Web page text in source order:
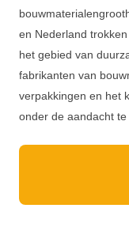
en Nederland
het gebied van
fabrikanten van
verpakkingen en het
onder de aandacht te